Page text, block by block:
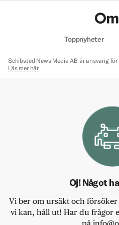
Toppnyheter
Schibsted News Media AB är ansvarig
Läs mer här
Oj! Något
Vi ber om ursäkt och
vi kan, håll ut! Har du frågor